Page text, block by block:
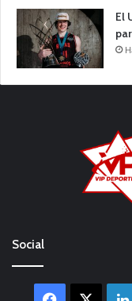
El
Social